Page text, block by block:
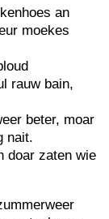
an
moekes
rauw bain,
beter, moar
nait.
doar zaten wie